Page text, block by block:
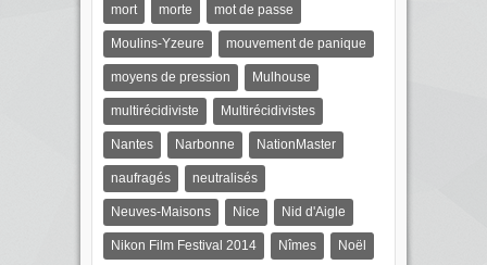
mort morte mot de passe
Moulins-Yzeure mouvement de panique
moyens de pression Mulhouse
multirécidiviste Multirécidivistes
Nantes Narbonne NationMaster
naufragés neutralisés
Neuves-Maisons Nice Nid d'Aigle
Nikon Film Festival 2014 Nîmes Noël